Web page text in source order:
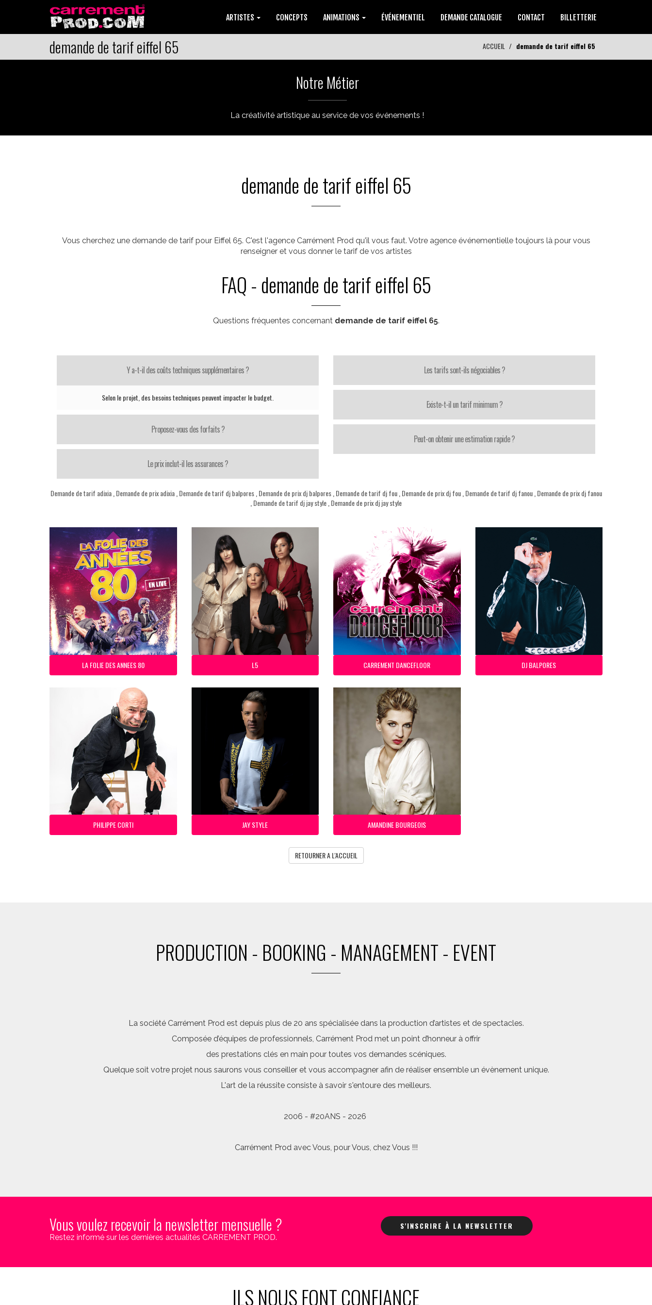
ARTISTES CONCEPTS ANIMATIONS ÉVÉNEMENTIEL DEMANDE CATALOGUE CONTACT BILLETTERIE
demande de tarif eiffel 65 ACCUEIL demande de tarif eiffel 65
Notre Métier
La créativité artistique au service de vos événements !
demande de tarif eiffel 65
Vous cherchez une demande de tarif pour Eiffel 65. C'est l'agence Carrément Prod qu'il vous faut. Votre agence événementielle toujours là pour vous
renseigner et vous donner le tarif de vos artistes
FAQ - demande de tarif eiffel 65
Questions fréquentes concernant demande de tarif eiffel 65.
Y a-t-il des coûts techniques supplémentaires ?
Selon le projet, des besoins techniques peuvent impacter le budget.
Proposez-vous des forfaits ?
Le prix inclut-il les assurances ?
Les tarifs sont-ils négociables ?
Existe-t-il un tarif minimum ?
Peut-on obtenir une estimation rapide ?
Demande de tarif adixia, Demande de prix adixia, Demande de tarif dj balpores, Demande de prix dj balpores, Demande de tarif dj fou, Demande de prix dj fou, Demande de tarif dj fanou, Demande de prix dj fanou
Demande de tarif dj jay style Demande de prix dj jay style
LA FOLIE DES ANNEES 80 L5 CARREMENT DANCEFLOOR DJ BALPORES
PHILIPPE CORTI JAY STYLE AMANDINE BOURGEOIS
RETOURNER A L'ACCUEIL
PRODUCTION - BOOKING - MANAGEMENT - EVENT
La société Carrément Prod est depuis plus de 20 ans spécialisée dans la production d’artistes et de spectacles.
Composée d’équipes de professionnels, Carrément Prod met un point d’honneur à offrir
des prestations clés en main pour toutes vos demandes scéniques.
Quelque soit votre projet nous saurons vous conseiller et vous accompagner afin de réaliser ensemble un évènement unique.
L'art de la réussite consiste à savoir s'entoure des meilleurs.
2006 - #20ANS - 2026
Carrément Prod avec Vous, pour Vous, chez Vous !!!
Vous voulez recevoir la newsletter mensuelle ?
Restez informé sur les dernières actualités CARREMENT PROD.
S'INSCRIRE À LA NEWSLETTER
ILS NOUS FONT CONFIANCE